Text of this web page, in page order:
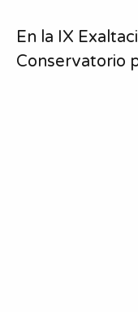
En la IX
Conservatorio